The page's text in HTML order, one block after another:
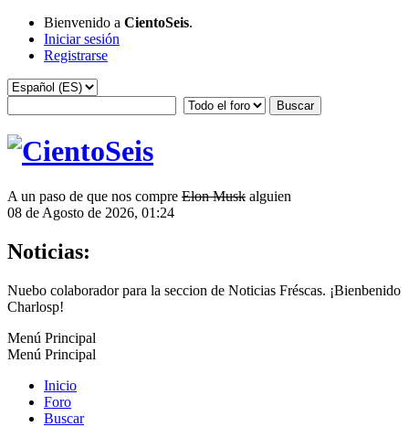
Bienvenido a CientoSeis.
Iniciar sesión
Registrarse
A un paso de que nos compre Elon Musk alguien
08 de Agosto de 2026, 01:24
Noticias:
Nuebo colaborador para la seccion de Noticias Fréscas. ¡Bienbenido
Charlosp!
Menú Principal
Menú Principal
Inicio
Foro
Buscar